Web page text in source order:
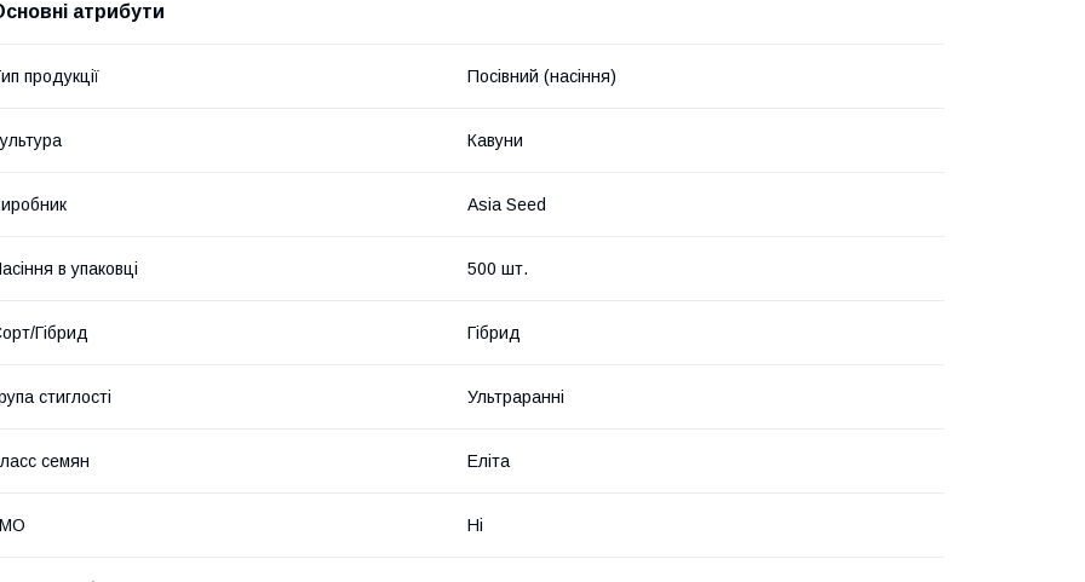
атрибути
продукції Посівний (насіння)
Кавуни
Asia Seed
в упаковці 500 шт.
Гібрид Гібрид
стиглості Ультраранні
семян Еліта
Ні